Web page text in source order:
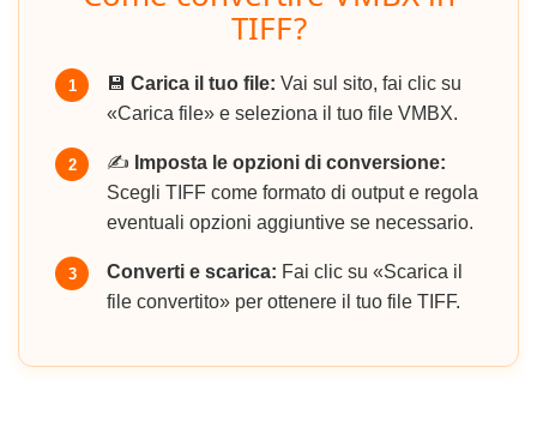
TIFF?
1 💾 Carica il tuo file: Vai sul sito, fai clic su
«Carica file» e seleziona il tuo file VMBX.
2 ✍️ Imposta le opzioni di conversione:
Scegli TIFF come formato di output e regola
eventuali opzioni aggiuntive se necessario.
3 Converti e scarica: Fai clic su «Scarica il
file convertito» per ottenere il tuo file TIFF.